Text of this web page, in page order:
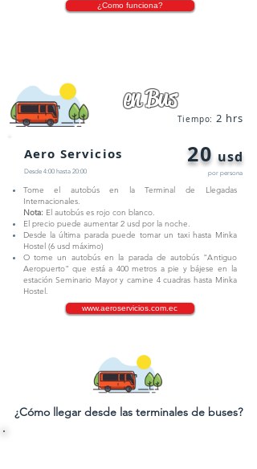
¿Como funciona?
en Bus
Tiempo: 2 hrs
Aero Servicios
Desde 4:00 hasta 20:00
20 usd
por persona
Tome el autobús en la Terminal de Llegadas
Internacionales.
Nota: El autobús es rojo con blanco.
El precio puede aumentar 2 usd por la noche.
Desde la última parada puede tomar un taxi hasta Minka
Hostel (6 usd máximo)
O tome un autobús en la parada de autobús "Antiguo
Aeropuerto" que está a 400 metros a pie y bájese en la
estación Seminario Mayor y camine 4 cuadras hasta Minka
Hostel.
www.aeroservicios.com.ec
¿Cómo llegar desde las terminales de buses?